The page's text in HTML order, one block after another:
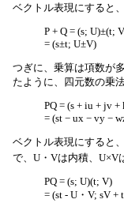
ベクトル表現にすると
P + Q = (s; U)±(t;
= (s±t; U±V)
つぎに、乗算は項数が
たように、四元数の乗
PQ = (s + iu + jv
= (st − ux − vy −
ベクトル表現にすると
で、U・Vは内積、U×V
PQ = (s; U)(t; V)
= (st - U・V; sV +